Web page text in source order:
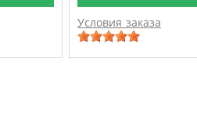
Условия заказа